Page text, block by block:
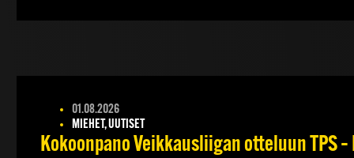
01.08.2026
MIEHET, UUTISET
Kokoonpano Veikkausliigan otteluun TPS